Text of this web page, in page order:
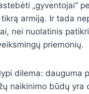
„gyventojai“
armiją. Ir tada
nei nuolatinis
priemonių.
dilema: dauguma
naikinimo būdų yra